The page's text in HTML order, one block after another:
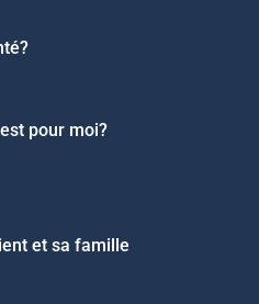
pour moi?
et sa famille